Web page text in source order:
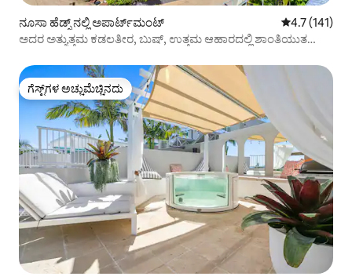
ನೂಸಾ ಹೆಡ್ಸ್ ನಲ್ಲಿ ಅಪಾರ್ಟ್‌ಮಂಟ್ 5 ರಲ್ಲಿ 4.7
4.7 (141)
ಅದರ ಅತ್ಯುತ್ತಮ ಕಡಲತೀರ, ಬುಷ್, ಉತ್ತಮ ಆಹಾರದಲ್ಲಿ ಶಾಂತಿಯುತ
ಗೆಸ್ಟ್‌ಗಳ ಅಚ್ಚುಮೆಚ್ಚಿನದು
ಗೆಸ್ಟ್‌ಗಳ ಅಚ್ಚುಮೆಚ್ಚಿನದು